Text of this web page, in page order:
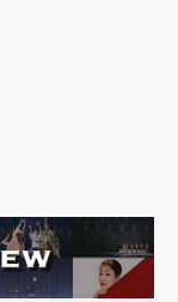
。簡而言
想」（ide
作在旋律上經
家自己的觀